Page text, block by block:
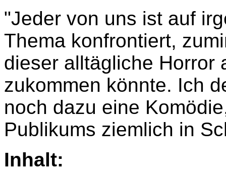
"Jeder von uns ist auf
Thema konfrontiert,
dieser alltägliche Horror
zukommen könnte. Ich
noch dazu eine
Publikums ziemlich in
Inhalt: